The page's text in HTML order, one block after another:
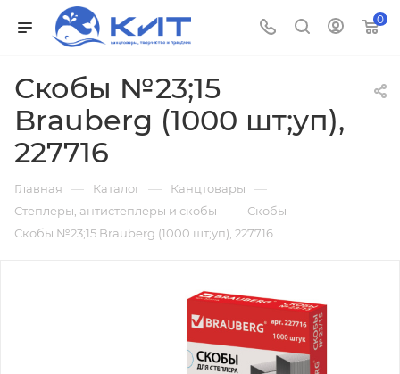
0
Скобы №23;15
Brauberg (1000 шт;уп),
227716
Главная — Каталог — Канцтовары —
Степлеры, антистеплеры и скобы — Скобы —
Скобы №23;15 Brauberg (1000 шт;уп), 227716